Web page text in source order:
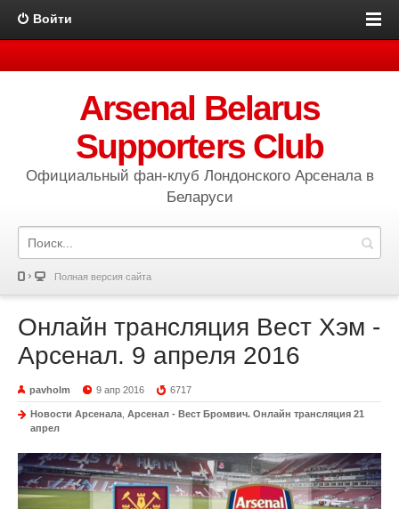
Войти
Arsenal Belarus
Supporters Club
Официальный фан-клуб Лондонского Арсенала в
Беларуси
Полная версия сайта
Онлайн трансляция Вест Хэм -
Арсенал. 9 апреля 2016
pavholm 9 апр 2016 6717
Новости Арсенала Арсенал - Вест Бромвич. Онлайн трансляция 21
апрел